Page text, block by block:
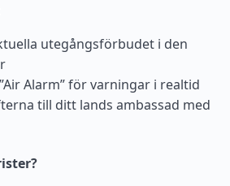
utegångsförbudet i den
Alarm” för varningar i realtid
till ditt lands ambassad med